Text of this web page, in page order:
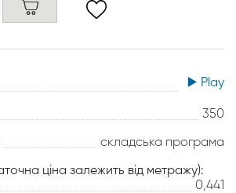
▶️ Play
350
складська програма
ціна залежить від метражу):
0,441